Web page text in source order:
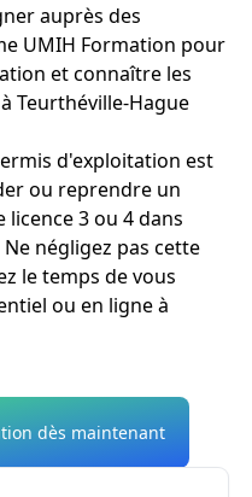
auprès des
UMIH Formation pour
et connaître les
Teurthéville-Hague
d'exploitation est
ou reprendre un
3 ou 4 dans
négligez pas cette
le temps de vous
ou en ligne à
dès maintenant